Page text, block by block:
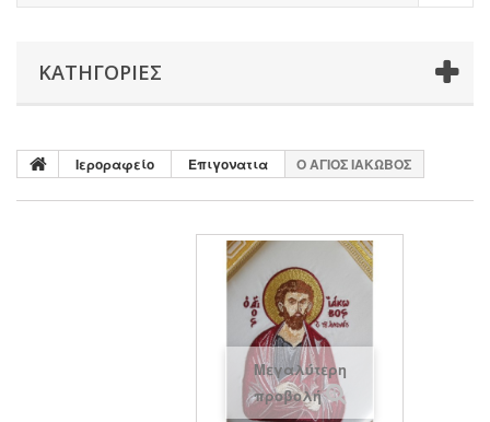
ΚΑΤΗΓΟΡΊΕΣ
Ιεροραφείο Επιγονατια Ο ΑΓΙΟΣ ΙΑΚΩΒΟΣ
Μεγαλύτερη
προβολή